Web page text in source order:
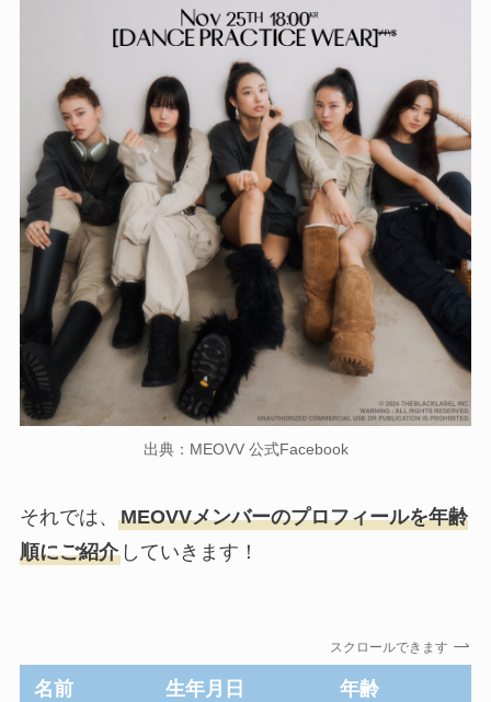
出典：MEOVV 公式Facebook
それでは、 MEOVVメンバーのプロフィールを年齢
順にご紹介していきます！
スクロールできます
名前 生年月日 年齢